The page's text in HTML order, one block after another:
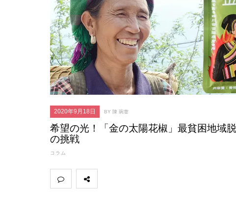
2020年9月18日 BY 陳 琬蓥
希望の光！「金の太陽花椒」最貧困地域
の挑戦
コラム